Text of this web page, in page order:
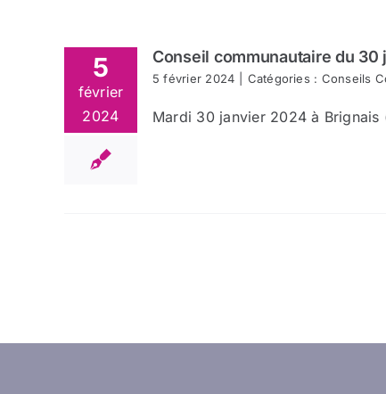
5
février
2024
Conseil communautaire du 30
5 février 2024 Catégories : Conseils
Mardi 30 janvier 2024 à Brignais